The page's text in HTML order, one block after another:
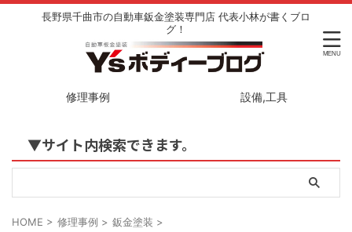
長野県千曲市の自動車鈑金塗装専門店 代表小林が書くブロ
グ！
修理事例 設備,工具
▼サイト内検索できます。
HOME > 修理事例 > 鈑金塗装 >